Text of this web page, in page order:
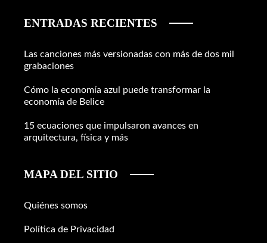
ENTRADAS RECIENTES
Las canciones más versionadas con más de dos mil
grabaciones
Cómo la economía azul puede transformar la
economía de Belice
15 ecuaciones que impulsaron avances en
arquitectura, física y más
MAPA DEL SITIO
Quiénes somos
Política de Privacidad